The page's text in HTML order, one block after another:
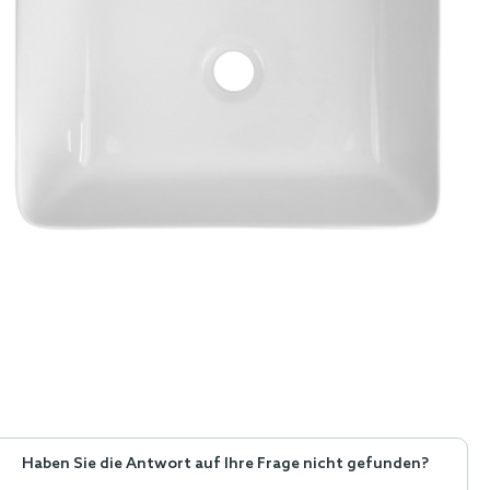
Haben Sie die Antwort auf Ihre Frage nicht gefunden?